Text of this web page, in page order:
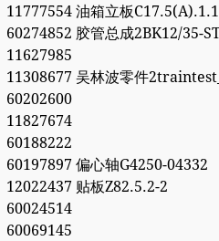
11777554 油箱立板
60274852 胶管总成2BK12/35-
11627985
11308677 吴林波零件
60202600
11827674
60188222
60197897 偏心轴G4250-04332
12022437 贴板Z82.5.2-2
60024514
60069145